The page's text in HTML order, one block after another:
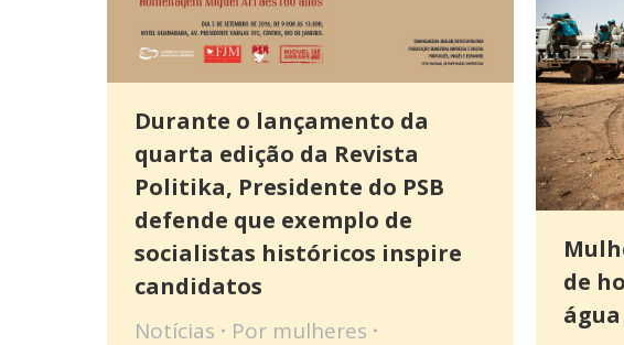
Durante o lançamento da
quarta edição da Revista
Politika, Presidente do PSB
defende que exemplo de
socialistas históricos inspire
candidatos
Notícias Por mulheres
de